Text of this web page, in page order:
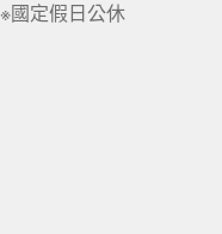
※國定假日公休